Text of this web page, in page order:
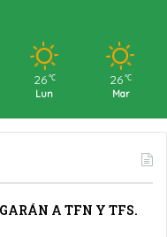
26 ℃
Lun
26 ℃
Mar
A TFN Y TFS.